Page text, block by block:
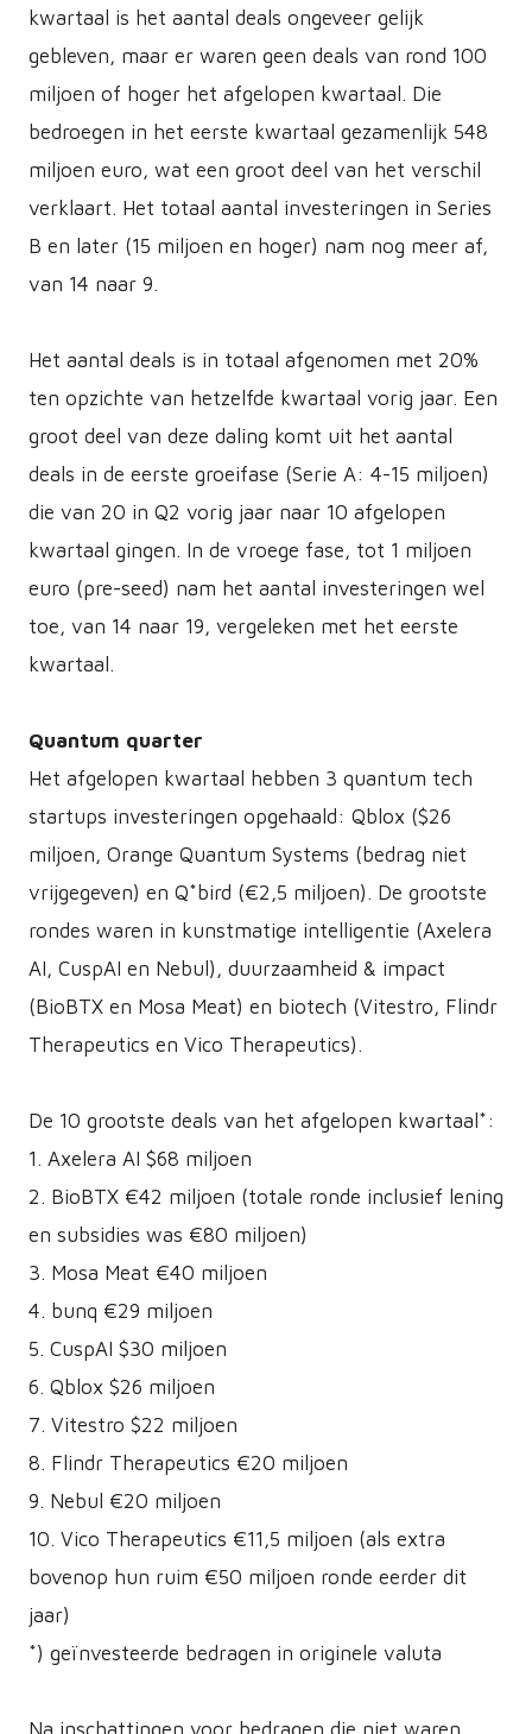
kwartaal is het aantal deals ongeveer gelijk
gebleven, maar er waren geen deals van rond 100
miljoen of hoger het afgelopen kwartaal. Die
bedroegen in het eerste kwartaal gezamenlijk 548
miljoen euro, wat een groot deel van het verschil
verklaart. Het totaal aantal investeringen in Series
B en later (15 miljoen en hoger) nam nog meer af,
van 14 naar 9.
Het aantal deals is in totaal afgenomen met 20%
ten opzichte van hetzelfde kwartaal vorig jaar. Een
groot deel van deze daling komt uit het aantal
deals in de eerste groeifase (Serie A: 4-15 miljoen)
die van 20 in Q2 vorig jaar naar 10 afgelopen
kwartaal gingen. In de vroege fase, tot 1 miljoen
euro (pre-seed) nam het aantal investeringen wel
toe, van 14 naar 19, vergeleken met het eerste
kwartaal.
Quantum quarter
Het afgelopen kwartaal hebben 3 quantum tech
startups investeringen opgehaald: Qblox ($26
miljoen, Orange Quantum Systems (bedrag niet
vrijgegeven) en Q*bird (€2,5 miljoen). De grootste
rondes waren in kunstmatige intelligentie (Axelera
AI, CuspAI en Nebul), duurzaamheid & impact
(BioBTX en Mosa Meat) en biotech (Vitestro, Flindr
Therapeutics en Vico Therapeutics).
De 10 grootste deals van het afgelopen kwartaal*:
1. Axelera AI $68 miljoen
2. BioBTX €42 miljoen (totale ronde inclusief lening
en subsidies was €80 miljoen)
3. Mosa Meat €40 miljoen
4. bunq €29 miljoen
5. CuspAI $30 miljoen
6. Qblox $26 miljoen
7. Vitestro $22 miljoen
8. Flindr Therapeutics €20 miljoen
9. Nebul €20 miljoen
10. Vico Therapeutics €11,5 miljoen (als extra
bovenop hun ruim €50 miljoen ronde eerder dit
jaar)
*) geïnvesteerde bedragen in originele valuta
Na inschattingen voor bedragen die niet waren